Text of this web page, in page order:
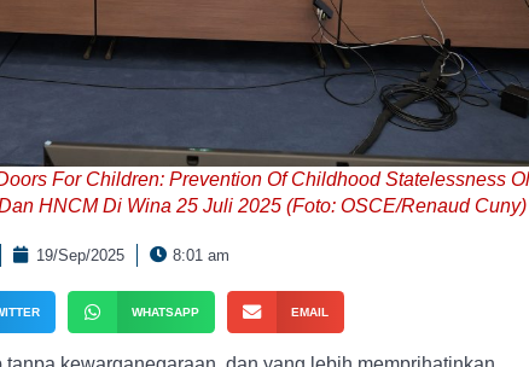
For Children: Prevention Of Childhood Statelessness
HNCM Di Wina 25 Juli 2025 (Foto: OSCE/Renaud Cuny)
19/Sep/2025 8:01 am
WHATSAPP EMAIL